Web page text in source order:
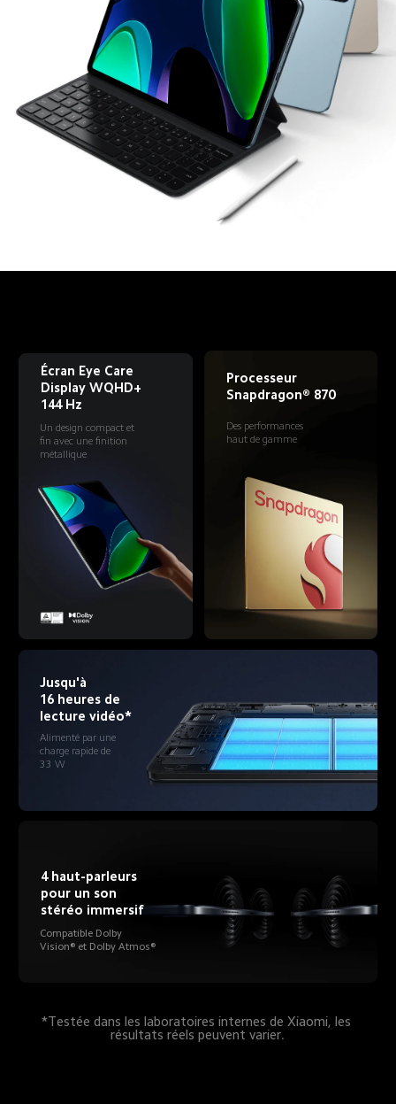
Écran Eye Care
Display WQHD+
144 Hz
Un design compact et
fin avec une finition
métallique
Processeur
Snapdragon® 870
Des performances
haut de gamme
Jusqu'à
16 heures de
lecture vidéo*
Alimenté par une
charge rapide de
33 W
4 haut-parleurs
pour un son
stéréo immersif
Compatible Dolby
Vision® et Dolby Atmos®
*Testée dans les laboratoires internes de Xiaomi, les
résultats réels peuvent varier.